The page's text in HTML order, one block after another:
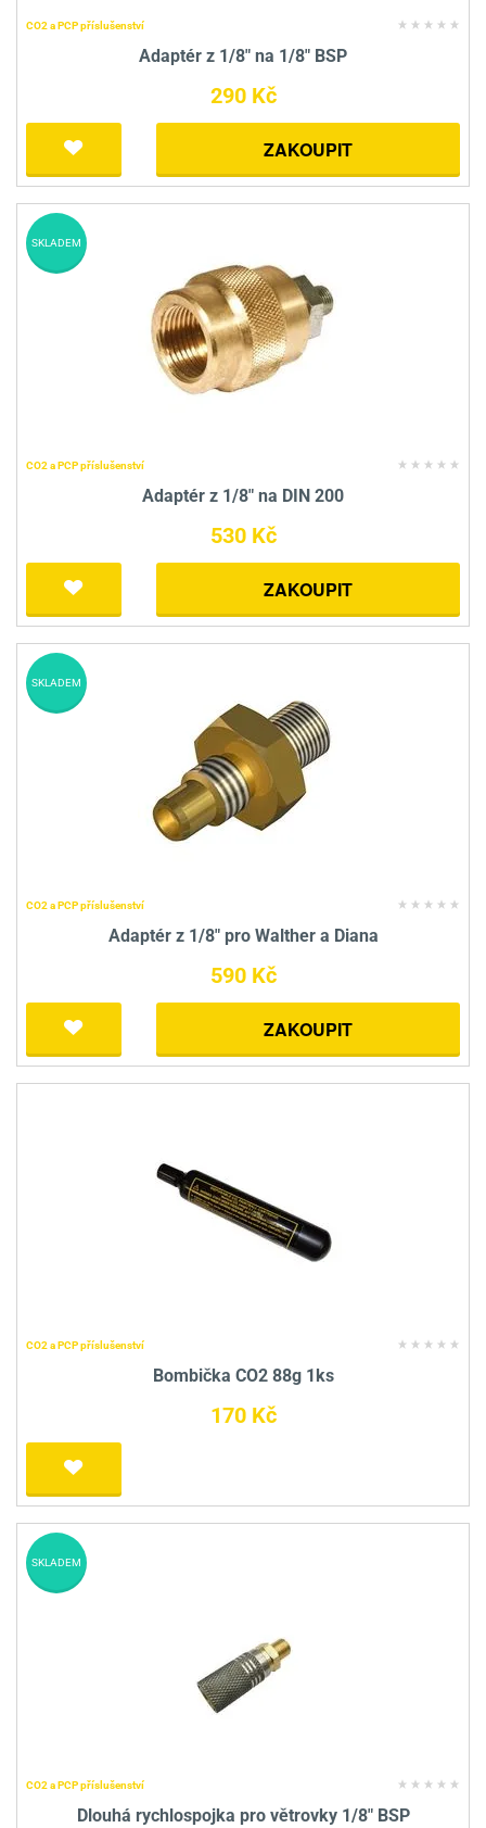
CO2 a PCP příslušenství
Adaptér z 1/8" na 1/8" BSP
290 Kč
ZAKOUPIT
CO2 a PCP příslušenství
Adaptér z 1/8" na DIN 200
530 Kč
ZAKOUPIT
SKLADEM
CO2 a PCP příslušenství
Adaptér z 1/8" pro Walther a Diana
590 Kč
ZAKOUPIT
SKLADEM
CO2 a PCP příslušenství
Bombička CO2 88g 1ks
170 Kč
CO2 a PCP příslušenství
Dlouhá rychlospojka pro větrovky 1/8" BSP
SKLADEM